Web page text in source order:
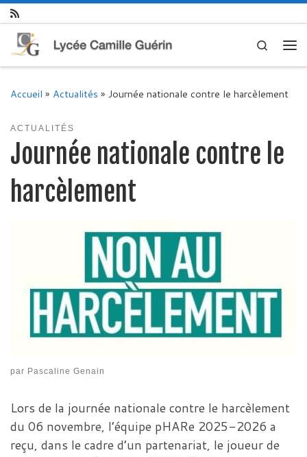
Skip to content
Search
Accueil » Actualités » Journée nationale contre le harcèlement
ACTUALITÉS
Journée nationale contre le
harcèlement
par Pascaline Genain
Lors de la journée nationale contre le harcèlement
du 06 novembre, l’équipe pHARe 2025-2026 a
reçu, dans le cadre d’un partenariat, le joueur de